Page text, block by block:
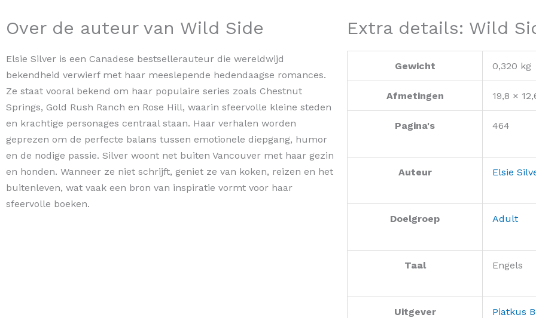
Over de auteur van Wild Side
Elsie Silver is een Canadese bestsellerauteur die wereldwijd
bekendheid verwierf met haar meeslepende hedendaagse romances.
Ze staat vooral bekend om haar populaire series zoals Chestnut
Springs, Gold Rush Ranch en Rose Hill, waarin sfeervolle kleine steden
en krachtige personages centraal staan. Haar verhalen worden
geprezen om de perfecte balans tussen emotionele diepgang, humor
en de nodige passie. Silver woont net buiten Vancouver met haar gezin
en honden. Wanneer ze niet schrijft, geniet ze van koken, reizen en het
buitenleven, wat vaak een bron van inspiratie vormt voor haar
sfeervolle boeken.
Extra details: Wild
Gewicht 0,320 kg
Afmetingen 19,8 ×
Pagina's 464
Auteur Elsie
Doelgroep Adult
Taal Engels
Uitgever Piatkus